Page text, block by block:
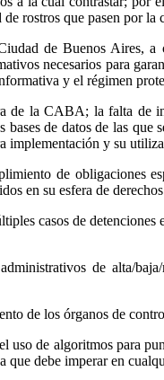
rostros que pasen por la
de Buenos Aires,
necesarios para
y el régimen
de la CABA; la falta
de datos de las
y su
de obligaciones
en su esfera de
casos de
de alta/
de los órganos de
de algoritmos para
que debe imperar en